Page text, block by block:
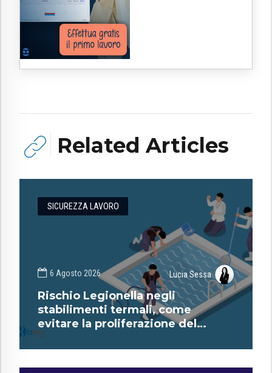
Related Articles
SICUREZZA LAVORO
6 Agosto 2026 Lucia Sessa
Rischio Legionella negli
stabilimenti termali, come
evitare la proliferazione del
batterio?